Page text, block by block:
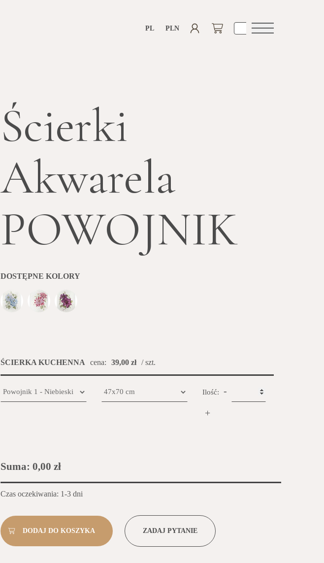
Otwórz
PLN
PL
Ścierki
Akwarela
POWOJNIK
DOSTĘPNE KOLORY
ŚCIERKA KUCHENNA cena: 39,00 zł / szt.
Ilość: -
+
Suma: 0,00 zł
Czas oczekiwania: 1-3 dni
ZADAJ PYTANIE